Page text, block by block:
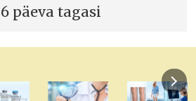
6 päeva tagasi